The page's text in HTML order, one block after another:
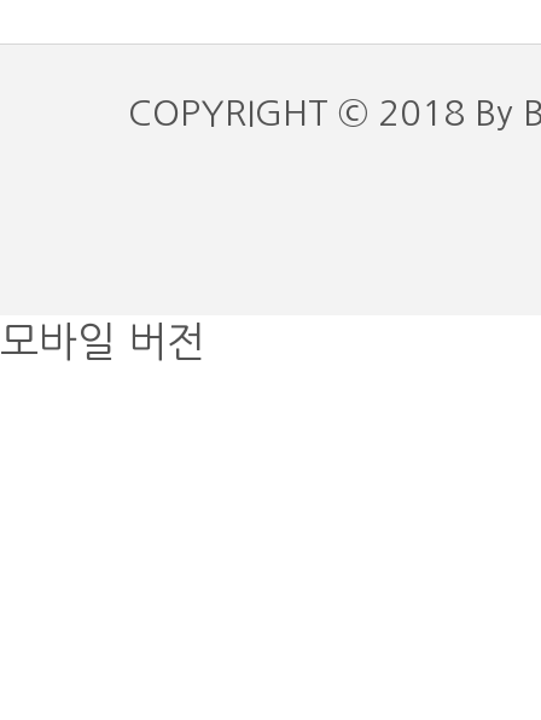
COPYRIGHT © 2018 By
모바일 버전